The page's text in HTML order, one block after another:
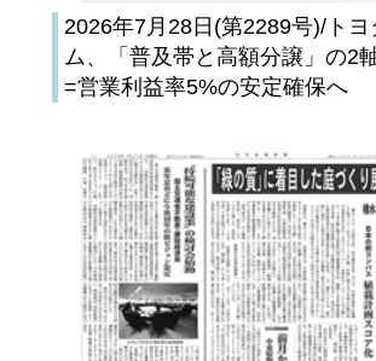
2026年7月28日(第2289号)/トヨ
ム、「普及帯と高額分譲」の2
=営業利益率5%の安定確保へ